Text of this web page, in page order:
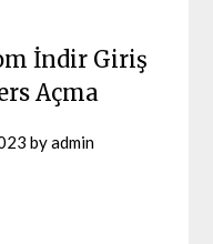
İndir Giriş
Açma
byadmin